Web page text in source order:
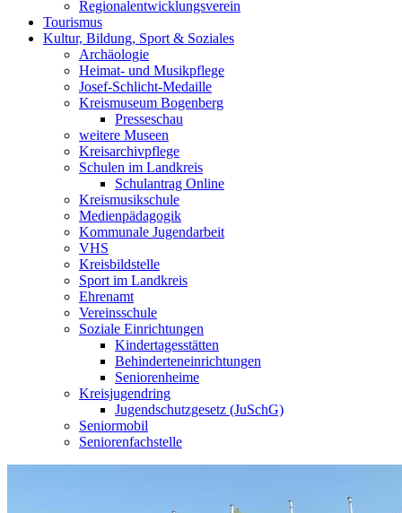
Regionalentwicklungsverein
Tourismus
Kultur, Bildung, Sport & Soziales
Archäologie
Heimat- und Musikpflege
Josef-Schlicht-Medaille
Kreismuseum Bogenberg
Presseschau
weitere Museen
Kreisarchivpflege
Schulen im Landkreis
Schulantrag Online
Kreismusikschule
Medienpädagogik
Kommunale Jugendarbeit
VHS
Kreisbildstelle
Sport im Landkreis
Ehrenamt
Vereinsschule
Soziale Einrichtungen
Kindertagesstätten
Behinderteneinrichtungen
Seniorenheime
Kreisjugendring
Jugendschutzgesetz (JuSchG)
Seniormobil
Seniorenfachstelle